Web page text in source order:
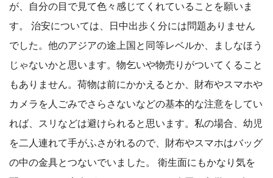
が、自分の目で見て色々感じてくれていることを願いま
す。 治安については、日中出歩く分には問題ありません
でした。他のアジアの途上国と同等レベルか、ましなほう
じゃないかと思います。物乞いや物売りがついてくること
もありません。荷物は前にかかえるとか、財布やスマホや
カメラを人ごみでさらさないなどの基本的な注意をしてい
れば、スリなどは避けられると思います。私の場合、幼児
を二人連れて手がふさがれるので、財布やスマホはバッグ
の中の金具とつないでいました。 衛生面にもかなり気を